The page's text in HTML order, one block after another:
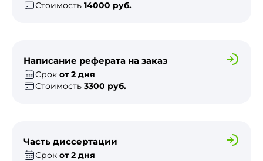
Стоимость 14000 руб.
Написание реферата на заказ
Срок от 2 дня
Стоимость 3300 руб.
Часть диссертации
Срок от 2 дня